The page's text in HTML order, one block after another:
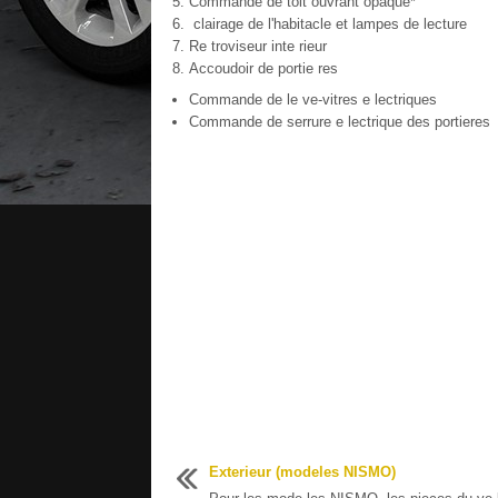
clairage de l'habitacle et lampes de lecture
Re troviseur inte rieur
Accoudoir de portie res
Commande de le ve-vitres e lectriques
Commande de serrure e lectrique des portieres
Exterieur (modeles NISMO)